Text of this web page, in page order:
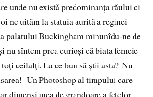
unde nu există predominanța răului ci
ne uităm la statuia aurită a reginei
palatului Buckingham minunîdu-ne de
nu sîntem prea curioși că biata femeie
toți ceilalți. La ce bun să știi asta? Nu
Un Photoshop al timpului care
dimensiunea de grandoare a fețelor